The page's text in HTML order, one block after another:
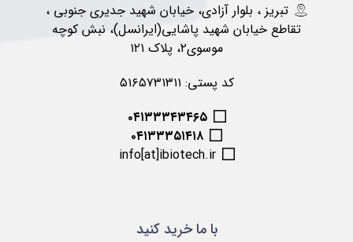
تبریز ، بلوار آزادی، خیابان شهید جدیری جنوبی ،
تقاطع خیابان شهید پاشایی(ایرانسل)، نبش کوچه
موسوی۲، پلاک ۱۲۱
کد پستی: ۵۱۶۵۷۳۱۳۱۱
۰۴۱۳۳۳۴۳۴۶۵
۰۴۱۳۳۳۵۱۴۱۸
info[at]ibiotech.ir
با ما خرید کنید